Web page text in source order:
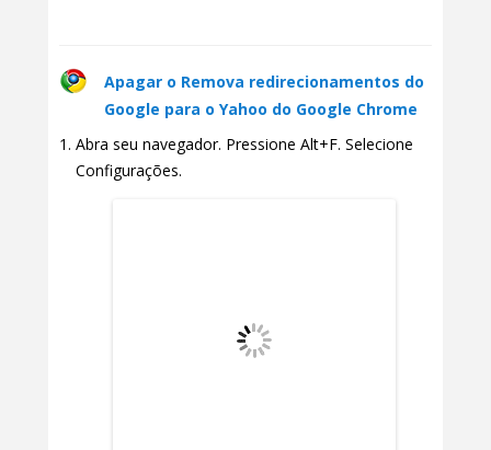
Apagar o Remova redirecionamentos do
Google para o Yahoo do Google Chrome
Abra seu navegador. Pressione Alt+F. Selecione
Configurações.